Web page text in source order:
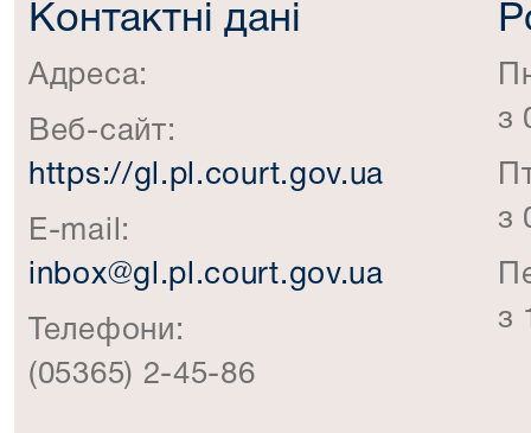
Контактні дані
Адреса:
Веб-сайт:
https://gl.pl.court.gov.ua
E-mail:
inbox@gl.pl.court.gov.ua
Телефони:
(05365) 2-45-86
з
з
з